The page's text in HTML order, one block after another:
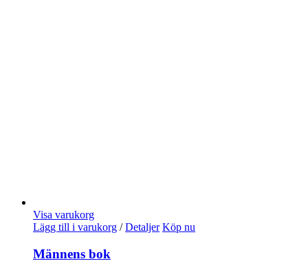
Visa varukorg
Lägg till i varukorg / Detaljer Köp nu
Männens bok